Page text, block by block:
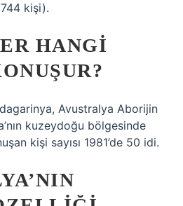
kişi).
HANGI
Avustralya Aborijin
kuzeydoğu bölgesinde
kişi sayısı 1981’de 50 idi.